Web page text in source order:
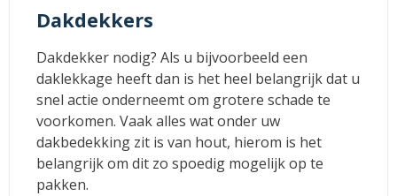
Dakdekkers
Dakdekker nodig? Als u bijvoorbeeld een
daklekkage heeft dan is het heel belangrijk dat u
snel actie onderneemt om grotere schade te
voorkomen. Vaak alles wat onder uw
dakbedekking zit is van hout, hierom is het
belangrijk om dit zo spoedig mogelijk op te
pakken.